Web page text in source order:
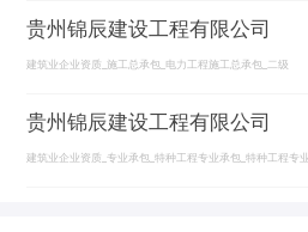
贵州锦辰建设工程有限公司
建筑业企业资质_施工总承包_电力工程施工总承包_二级
贵州锦辰建设工程有限公司
建筑业企业资质_专业承包_特种工程专业承包_特种工程专